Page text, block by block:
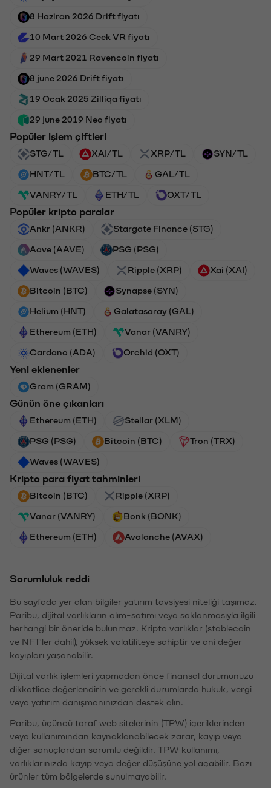
8 Haziran 2026 Drift fiyatı
10 Mart 2026 Ceek VR fiyatı
29 Mart 2021 Ravencoin fiyatı
8 june 2026 Drift fiyatı
19 Ocak 2025 Zilliqa fiyatı
29 june 2019 Neo fiyatı
Popüler işlem çiftleri
STG/TL XAI/TL XRP/TL SYN/TL
HNT/TL BTC/TL GAL/TL
VANRY/TL ETH/TL OXT/TL
Popüler kripto paralar
Ankr (ANKR) Stargate Finance (STG)
Aave (AAVE) PSG (PSG)
Waves (WAVES) Ripple (XRP) Xai (XAI)
Bitcoin (BTC) Synapse (SYN)
Helium (HNT) Galatasaray (GAL)
Ethereum (ETH) Vanar (VANRY)
Cardano (ADA) Orchid (OXT)
Yeni eklenenler
Gram (GRAM)
Günün öne çıkanları
Ethereum (ETH) Stellar (XLM)
PSG (PSG) Bitcoin (BTC) Tron (TRX)
Waves (WAVES)
Kripto para fiyat tahminleri
Bitcoin (BTC) Ripple (XRP)
Vanar (VANRY) Bonk (BONK)
Ethereum (ETH) Avalanche (AVAX)
Sorumluluk reddi
Bu sayfada yer alan bilgiler yatırım tavsiyesi niteliği taşımaz.
Paribu, dijital varlıkların alım-satımı veya saklanmasıyla ilgili
herhangi bir öneride bulunmaz. Kripto varlıklar (stablecoin
ve NFT'ler dahil), yüksek volatiliteye sahiptir ve ani değer
kayıpları yaşanabilir.
Dijital varlık işlemleri yapmadan önce finansal durumunuzu
dikkatlice değerlendirin ve gerekli durumlarda hukuk, vergi
veya yatırım danışmanınızdan destek alın.
Paribu, üçüncü taraf web sitelerinin (TPW) içeriklerinden
veya kullanımından kaynaklanabilecek zarar, kayıp veya
diğer sonuçlardan sorumlu değildir. TPW kullanımı,
varlıklarınızda kayıp veya değer düşüşüne yol açabilir. Bazı
ürünler tüm bölgelerde sunulmayabilir.